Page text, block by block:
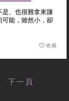
是、也很難拿來賺
能，雖然小，卻
收藏
下一頁